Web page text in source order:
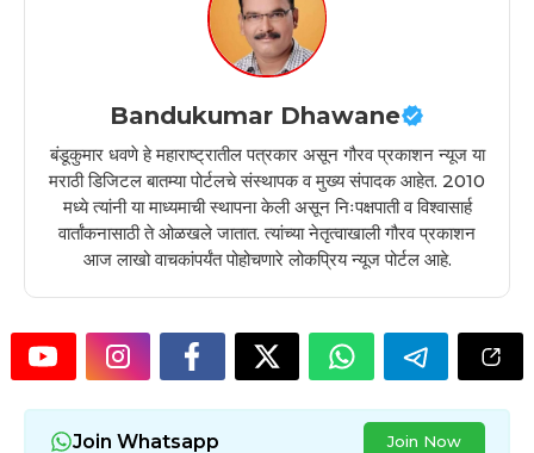
Bandukumar Dhawane
बंडूकुमार धवणे हे महाराष्ट्रातील पत्रकार असून गौरव प्रकाशन न्यूज या
मराठी डिजिटल बातम्या पोर्टलचे संस्थापक व मुख्य संपादक आहेत. 2010
मध्ये त्यांनी या माध्यमाची स्थापना केली असून निःपक्षपाती व विश्वासार्ह
वार्तांकनासाठी ते ओळखले जातात. त्यांच्या नेतृत्वाखाली गौरव प्रकाशन
आज लाखो वाचकांपर्यंत पोहोचणारे लोकप्रिय न्यूज पोर्टल आहे.
Join Whatsapp Join Now